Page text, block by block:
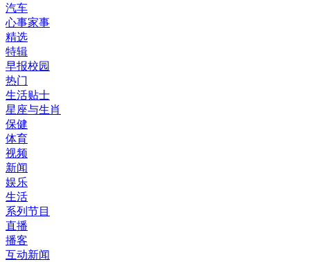
汽车
心事家事
精选
特辑
早报校园
热门
生活贴士
星座与生肖
保健
体育
视频
新闻
娱乐
生活
系列节目
直播
播客
互动新闻